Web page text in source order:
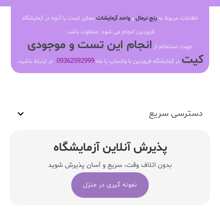
اطلاعات مربوط بهرنج نرمالو واحد آزمایشات ممکن است با آنچه در آزمایشگاه
فروردین انجام می شود، متفاوت باشد.
جهت استعلام از انجام این تست و موجودی
کیت در آزمایشگاه فروردین با واتساپ یا بله09362592999 در ارتباط باشید.
دسترسی سریع
پذیرش آنلاین آزمایشگاه
بدون اتلاف وقت، سریع و آسان پذیرش شوید
نمونه گیری در منزل